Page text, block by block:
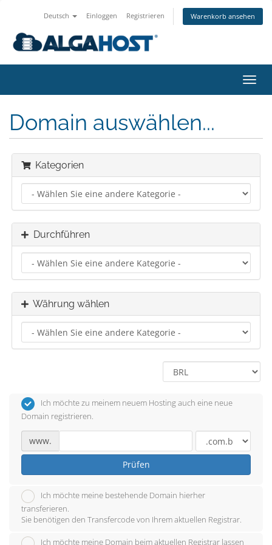
Deutsch Einloggen Registrieren Warenkorb ansehen
ein-/
Domain auswählen...
Kategorien
Durchführen
Währung wählen
Ich möchte zu meinem neuem Hosting auch eine neue
Domain registrieren.
www.
Prüfen
Ich möchte meine bestehende Domain hierher
transferieren.
Sie benötigen den Transfercode von Ihrem aktuellen Registrar.
Ich möchte meine Domain beim aktuellen Registrar lassen